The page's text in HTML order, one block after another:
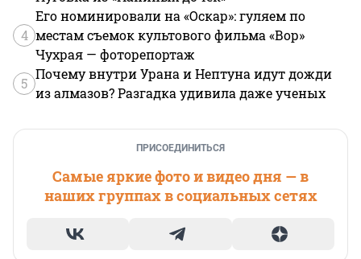
4
Его номинировали на «Оскар»: гуляем по
местам съемок культового фильма «Вор»
Чухрая — фоторепортаж
5
Почему внутри Урана и Нептуна идут дожди
из алмазов? Разгадка удивила даже ученых
ПРИСОЕДИНИТЬСЯ
Самые яркие фото и видео дня — в
наших группах в социальных сетях